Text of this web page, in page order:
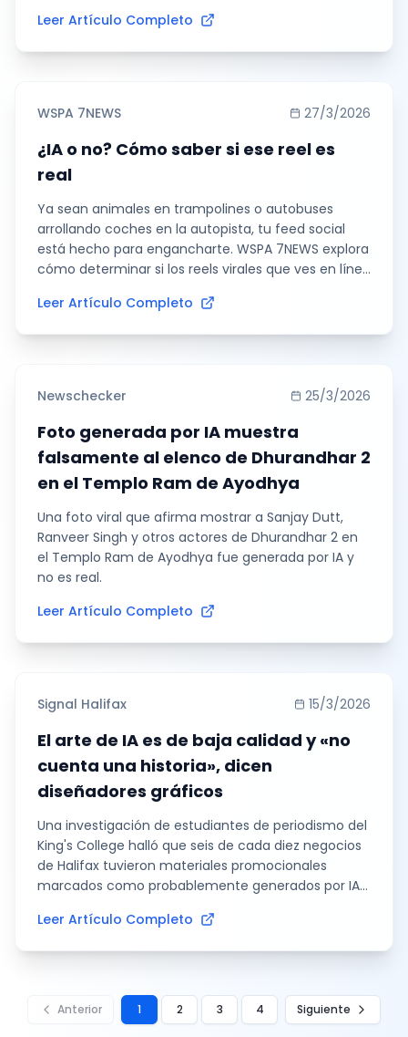
aunque la autenticidad de la imagen estaba en
Leer Artículo Completo
WSPA 7NEWS 27/3/2026
¿IA o no? Cómo saber si ese reel es
real
Ya sean animales en trampolines o autobuses
arrollando coches en la autopista, tu feed social
está hecho para engancharte. WSPA 7NEWS explora
cómo determinar si los reels virales que ves en línea
cómo herramientas como TruthScan pueden
Leer Artículo Completo
Newschecker 25/3/2026
Foto generada por IA muestra
falsamente al elenco de Dhurandhar 2
en el Templo Ram de Ayodhya
Una foto viral que afirma mostrar a Sanjay Dutt,
Ranveer Singh y otros actores de Dhurandhar 2 en
el Templo Ram de Ayodhya fue generada por IA y
no es real.
Leer Artículo Completo
Signal Halifax 15/3/2026
El arte de IA es de baja calidad y «no
cuenta una historia», dicen
diseñadores gráficos
Una investigación de estudiantes de periodismo del
King's College halló que seis de cada diez negocios
de Halifax tuvieron materiales promocionales
marcados como probablemente generados por IA
precisos de veinte probados, entre ellos TruthScan,
ética de IA plantearon preocupaciones sobre el uso
creciente de IA generativa en el trabajo creativo,
Leer Artículo Completo
Anterior 1 2 3 4 Siguiente